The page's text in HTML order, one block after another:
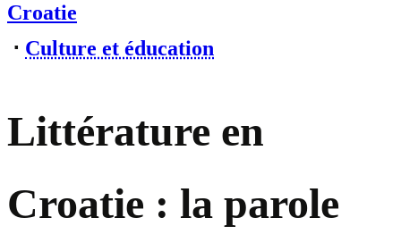
Croatie
⋅ Culture et éducation
Littérature en
Croatie : la parole